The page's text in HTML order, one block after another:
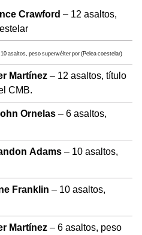
Crawford – 12 asaltos,
10 asaltos, peso superwélter por (Pelea coestelar)
Martínez – 12 asaltos, título
CMB.
Ornelas – 6 asaltos,
Adams – 10 asaltos,
Franklin – 10 asaltos,
Martínez – 6 asaltos, peso